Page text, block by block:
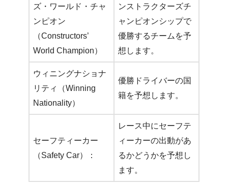
ズ・ワールド・チャ
ンピオン
（Constructors’
World Champion）
ンストラクターズチ
ャンピオンシップで
優勝するチームを予
想します。
ウィニングナショナ
リティ（Winning
Nationality）
優勝ドライバーの国
籍を予想します。
セーフティーカー
（Safety Car）：
レース中にセーフテ
ィーカーの出動があ
るかどうかを予想し
ます。